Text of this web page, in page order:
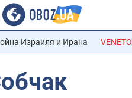
Израиля и Ирана VENETO